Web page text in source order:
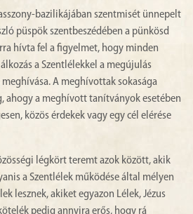
bazilikájában szentmisét ünnepelt
püspök szentbeszédében a pünkösd
hívta fel a figyelmet, hogy minden
a Szentlélekkel a megújulás
A meghívottak sokasága
ahogy a meghívott tanítványok esetében
közös érdekek vagy egy cél elérése
légkört teremt azok között, akik
a Szentlélek működése által mélyen
lesznek, akiket egyazon Lélek, Jézus
pedig annyira erős, hogy rá